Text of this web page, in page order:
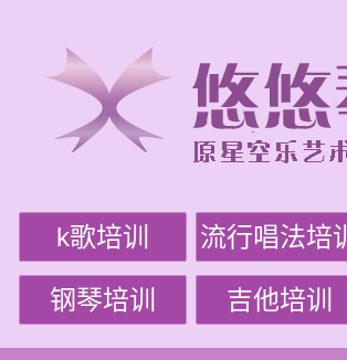
k歌培训 流行唱法培训
钢琴培训 吉他培训